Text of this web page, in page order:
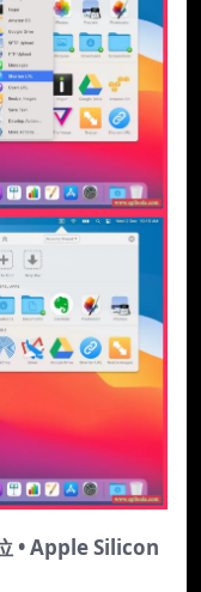
• Apple Silicon